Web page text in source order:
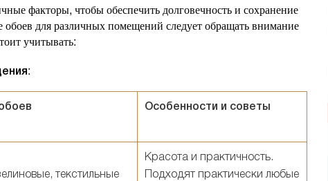
факторы, чтобы обеспечить долговечность и сохранение
обоев для различных помещений следует обращать внимание
учитывать:
:
Особенности и советы
текстильные
Красота и практичность.
Подходят практически любые